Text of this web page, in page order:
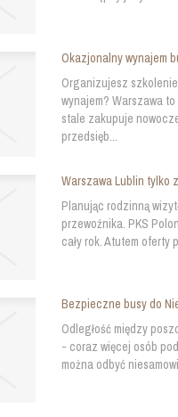
Okazjonalny wynajem
Organizujesz
wynajem? Warszawa
stale zakupuje
przedsięb...
Warszawa Lublin tylko
Planując rodzinną
przewoźnika. PKS
cały rok. Atutem
Bezpieczne busy do
Odległość między
- coraz więcej osób
można odbyć